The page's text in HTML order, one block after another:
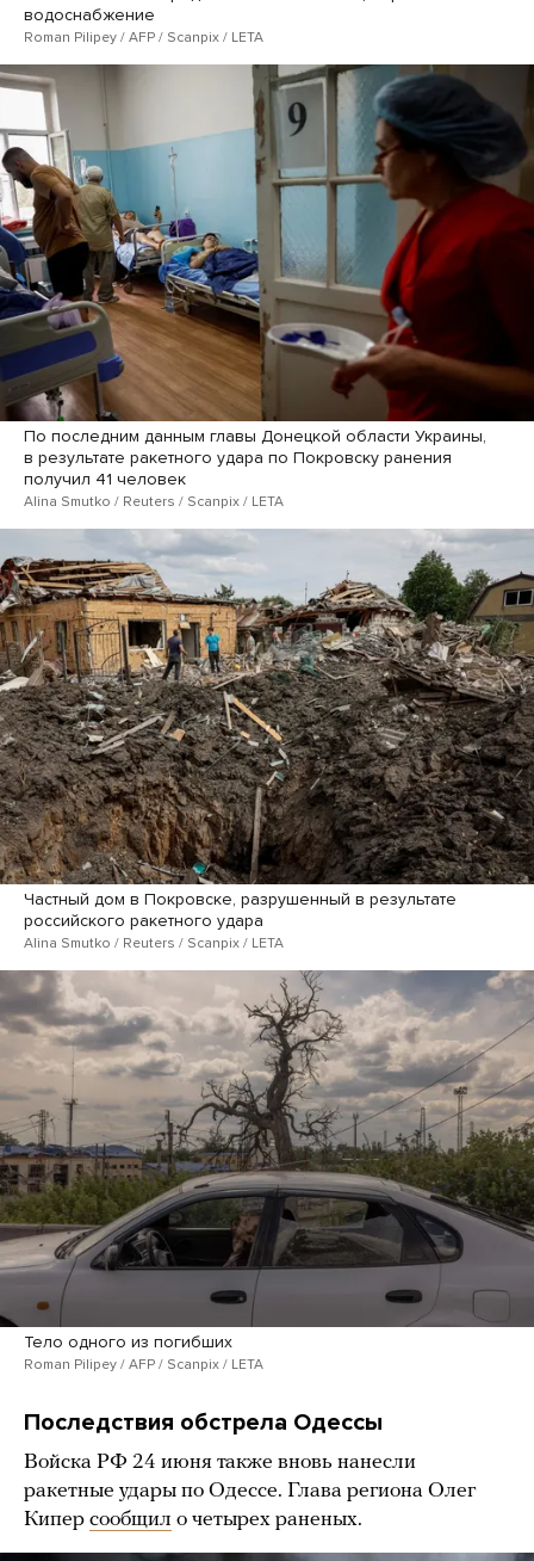
водоснабжение
Roman Pilipey / AFP / Scanpix / LETA
По последним данным главы Донецкой области Украины,
в результате ракетного удара по Покровску ранения
получил 41 человек
Alina Smutko / Reuters / Scanpix / LETA
Частный дом в Покровске, разрушенный в результате
российского ракетного удара
Alina Smutko / Reuters / Scanpix / LETA
Тело одного из погибших
Roman Pilipey / AFP / Scanpix / LETA
Последствия обстрела Одессы
Войска РФ 24 июня также вновь нанесли
ракетные удары по Одессе. Глава региона Олег
Кипер сообщил о четырех раненых.